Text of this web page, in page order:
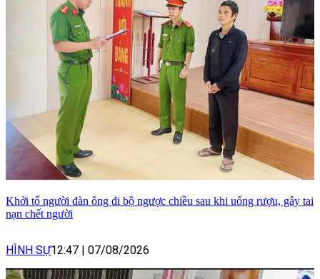
Khởi tố người đàn ông đi bộ ngược chiều sau khi uống rượu, gây tai
nạn chết người
HÌNH SỰ12:47 | 07/08/2026